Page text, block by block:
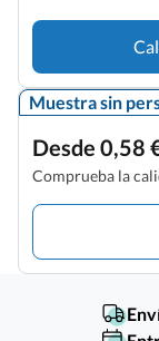
Muestra sin
Desde 0,58
Comprueba la